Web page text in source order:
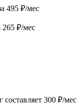
495 ₽/мес
265 ₽/мес
300 ₽/мес